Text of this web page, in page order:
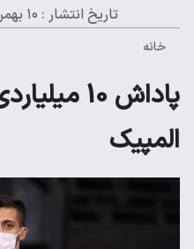
تاریخ انتشار : ۱۰ بهمن ۱۴۰۲ - ۱۲:۰۸
خانه
پاداش 10
المپیک